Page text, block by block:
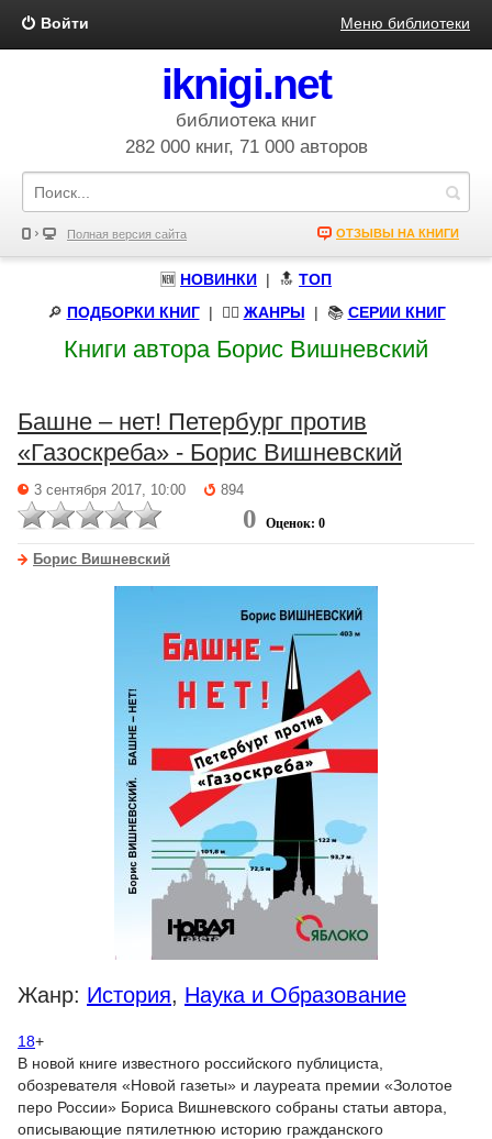
Войти Меню библиотеки
iknigi.net
библиотека книг
282 000 книг, 71 000 авторов
Полная версия сайта ОТЗЫВЫ НА КНИГИ
🆕 НОВИНКИ | 🔝 ТОП
🔎 ПОДБОРКИ КНИГ| 🧝‍♀️ ЖАНРЫ | 📚 СЕРИИ КНИГ
Книги автора Борис Вишневский
Башне – нет! Петербург против
«Газоскреба» - Борис Вишневский
3 сентября 2017, 10:00 894
0 Оценок: 0
Борис Вишневский
Жанр: История, Наука и Образование
18+
В новой книге известного российского публициста,
обозревателя «Новой газеты» и лауреата премии «Золотое
перо России» Бориса Вишневского собраны статьи автора,
описывающие пятилетнюю историю гражданского